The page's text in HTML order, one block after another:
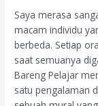
Saya merasa
macam individu
berbeda. Setiap
saat semuanya
Bareng Pelajar
satu pengalaman